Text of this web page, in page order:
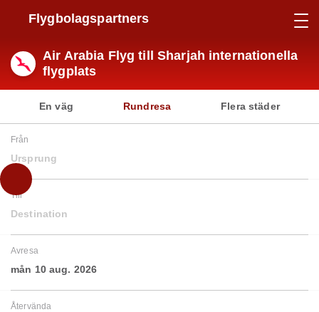
Flygbolagspartners
Air Arabia Flyg till Sharjah internationella
flygplats
En väg Rundresa Flera städer
Från
Ursprung
Till
Destination
Avresa
mån 10 aug. 2026
Återvända